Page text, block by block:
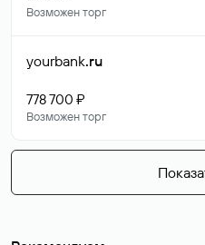
Возможен торг
yourbank.ru
778 700 ₽
Возможен торг